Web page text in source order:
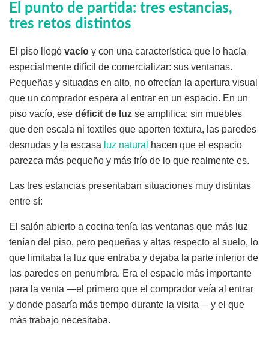
El punto de partida: tres estancias,
tres retos distintos
El piso llegó vacío y con una característica que lo hacía
especialmente difícil de comercializar: sus ventanas.
Pequeñas y situadas en alto, no ofrecían la apertura visual
que un comprador espera al entrar en un espacio. En un
piso vacío, ese déficit de luz se amplifica: sin muebles
que den escala ni textiles que aporten textura, las paredes
desnudas y la escasa luz natural
hacen que el espacio
parezca más pequeño y más frío de lo que realmente es.
Las tres estancias presentaban situaciones muy distintas
entre sí:
El salón abierto a cocina tenía las ventanas que más luz
tenían del piso, pero pequeñas y altas respecto al suelo, lo
que limitaba la luz que entraba y dejaba la parte inferior de
las paredes en penumbra. Era el espacio más importante
para la venta —el primero que el comprador veía al entrar
y donde pasaría más tiempo durante la visita— y el que
más trabajo necesitaba.